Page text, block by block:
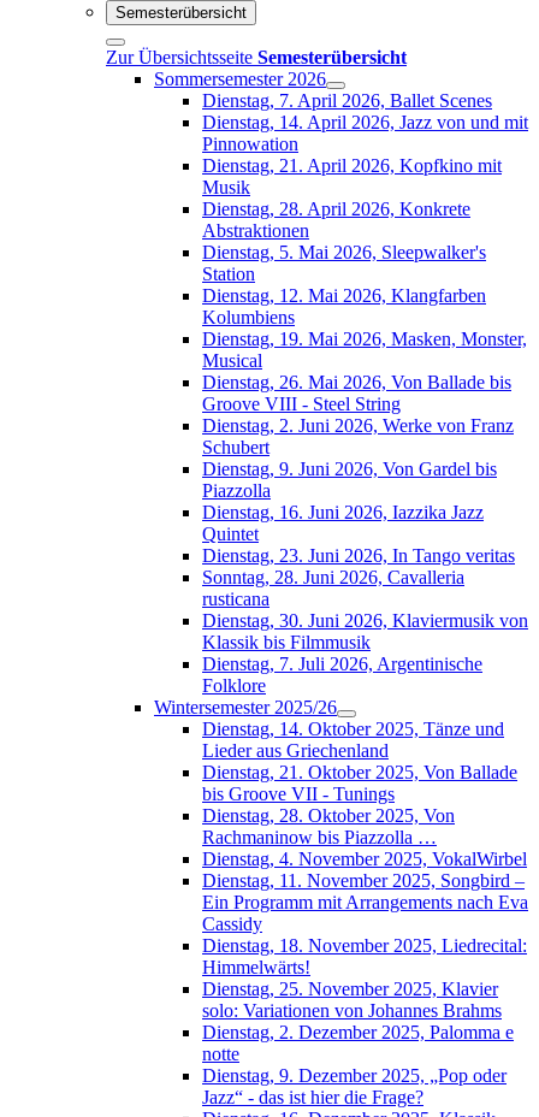
Semesterübersicht
Zur Übersichtsseite Semesterübersicht
Sommersemester 2026
Dienstag, 7. April 2026, Ballet Scenes
Dienstag, 14. April 2026, Jazz von und mit
Pinnowation
Dienstag, 21. April 2026, Kopfkino mit
Musik
Dienstag, 28. April 2026, Konkrete
Abstraktionen
Dienstag, 5. Mai 2026, Sleepwalker's
Station
Dienstag, 12. Mai 2026, Klangfarben
Kolumbiens
Dienstag, 19. Mai 2026, Masken, Monster,
Musical
Dienstag, 26. Mai 2026, Von Ballade bis
Groove VIII - Steel String
Dienstag, 2. Juni 2026, Werke von Franz
Schubert
Dienstag, 9. Juni 2026, Von Gardel bis
Piazzolla
Dienstag, 16. Juni 2026, Iazzika Jazz
Quintet
Dienstag, 23. Juni 2026, In Tango veritas
Sonntag, 28. Juni 2026, Cavalleria
rusticana
Dienstag, 30. Juni 2026, Klaviermusik von
Klassik bis Filmmusik
Dienstag, 7. Juli 2026, Argentinische
Folklore
Wintersemester 2025/26
Dienstag, 14. Oktober 2025, Tänze und
Lieder aus Griechenland
Dienstag, 21. Oktober 2025, Von Ballade
bis Groove VII - Tunings
Dienstag, 28. Oktober 2025, Von
Rachmaninow bis Piazzolla …
Dienstag, 4. November 2025, VokalWirbel
Dienstag, 11. November 2025, Songbird –
Ein Programm mit Arrangements nach Eva
Cassidy
Dienstag, 18. November 2025, Liedrecital:
Himmelwärts!
Dienstag, 25. November 2025, Klavier
solo: Variationen von Johannes Brahms
Dienstag, 2. Dezember 2025, Palomma e
notte
Dienstag, 9. Dezember 2025, „Pop oder
Jazz“ - das ist hier die Frage?